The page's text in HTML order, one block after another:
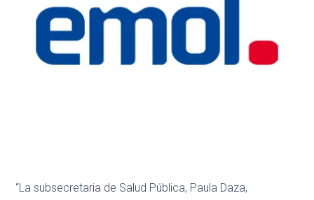
“La subsecretaria de Salud Pública, Paula Daza,